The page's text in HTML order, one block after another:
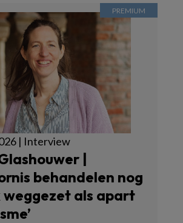
| Interview
|
behandelen nog
als apart